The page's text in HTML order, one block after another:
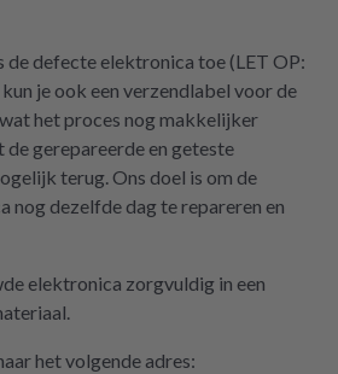
de defecte elektronica toe (LET OP:
je ook een verzendlabel voor de
het proces nog makkelijker
gerepareerde en geteste
terug. Ons doel is om de
nog dezelfde dag te repareren en
elektronica zorgvuldig in een
het volgende adres: